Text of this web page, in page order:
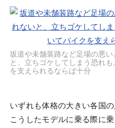
坂道や未舗装路など足場の悪
と、立ちゴケしてしまう恐れ
を支えられるならば十分
いずれも体格の大きい各国
こうしたモデルに乗る際に